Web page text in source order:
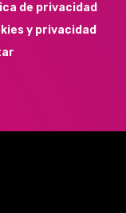
de privacidad
y privacidad